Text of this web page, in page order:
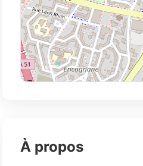
À propos